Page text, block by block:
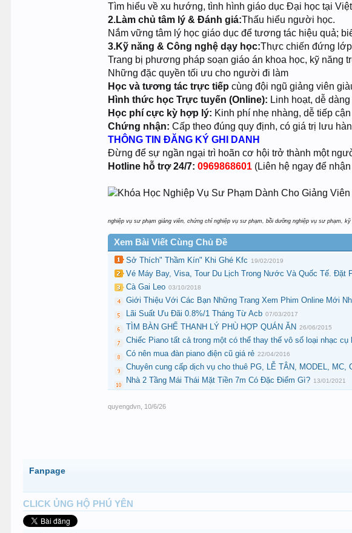
Tìm hiểu về xu hướng, tình hình giáo dục Đại học tại
2.Làm chủ tâm lý & Đánh giá:Thấu hiểu người học.
Nắm vững tâm lý học giáo dục để tương tác hiệu quả;
3.Kỹ năng & Công nghệ dạy học:Thực chiến đứng
Trang bị phương pháp soạn giáo án khoa học, kỹ năng
Những đặc quyền tối ưu cho người đi làm
Học và tương tác trực tiếp cùng đội ngũ giảng viên
Hình thức học Trực tuyến (Online): Linh hoạt, dễ
Học phí cực kỳ hợp lý: Kinh phí nhẹ nhàng, dễ tiếp
Chứng nhận: Cấp theo đúng quy định, có giá trị lưu
THÔNG TIN ĐĂNG KÝ GHI DANH
Đừng để sự ngần ngại trì hoãn cơ hội trở thành một
Hotline hỗ trợ 24/7: 0969868601 (Liên hệ ngay để
nghiệp vụ sư phạm giảng viên, chứng chỉ nghiệp vụ sư phạm, bồi dưỡng nghiệp vụ sư phạm,
Xem Bài Viết Cùng Chủ Đề
Sở Thích" Thầm Kín" Khi Ghé Kfc 19/02/2019
Vé Máy Bay, Visa, Tour Du Lịch Trong Nước Và Quốc Tế. Đặt
Cà Gai Leo 03/10/2018
Giới Thiệu Với Các Bạn Những Trang Xem Phim Online Mới
Lãi Suất Ưu Đãi 0.8%/1 Tháng Từ Acb 07/03/2017
TÌM BÀN GHẾ THANH LÝ PHÙ HỢP QUÁN ĂN 26/06/2015
Chiếc Piano tất cả trong một có thể thay thế vô số loại nhạc cụ
Có nên mua đàn piano điện cũ giá rẻ 22/04/2016
Chuyên cung cấp dịch vụ cho thuê PG, LỄ TÂN, MODEL, MC,
Nhà 2 Tầng Mái Thái Mặt Tiền 7m Có Đặc Điểm Gì? 13/01/2021
quyengdvn 10/6/26
Fanpage
CLICK ỦNG HỘ PHÚ YÊN